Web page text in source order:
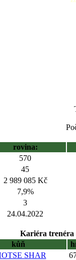
rovina:
570
45
2 989 085 Kč
7,9%
3
24.04.2022
Kariéra trenéra
kůň
SHAR